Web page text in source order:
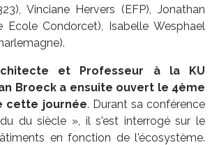
Vinciane Hervers (EFP), Jonathan
Ecole Condorcet), Isabelle Wesphael
et Professeur à la KU
Broeck a ensuite ouvert le 4ème
cette journée. Durant sa conférence
du siècle », il s'est interrogé sur le
en fonction de l'écosystème.